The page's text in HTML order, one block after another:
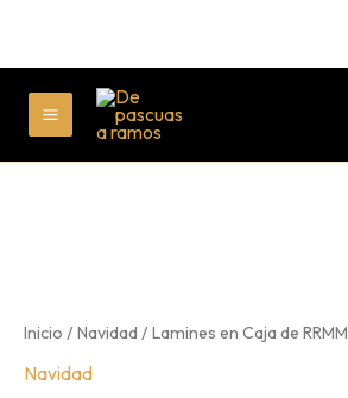
contenidoMAIN
Inicio /Navidad / Lamines en Caja de RRMM
Navidad
cantidad